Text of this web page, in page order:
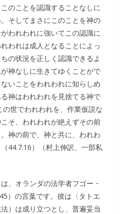
のことを認識することなしに
そしてまさにこのことを神の
われわれに強いてこの認識に
われは成人となることによっ
の状況を正しく認識できるよ
神なしに生きてゆくことがで
いことをわれわれに知らしめ
神はわれわれを見捨てる神で
世でわれわれを、作業仮説な
そ、われわれが絶えずその前
神の前で、神と共に、われわ
44.7.16）（村上伸訳、一部私
、オランダの法学者フゴー・
）の言葉です。彼は〈タトエ
）は成り立つとし、普遍妥当